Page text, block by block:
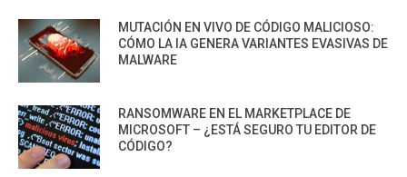
MUTACIÓN EN VIVO DE CÓDIGO MALICIOSO:
CÓMO LA IA GENERA VARIANTES EVASIVAS DE
MALWARE
RANSOMWARE EN EL MARKETPLACE DE
MICROSOFT – ¿ESTÁ SEGURO TU EDITOR DE
CÓDIGO?